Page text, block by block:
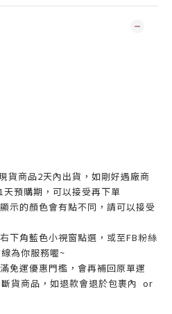
貨商品2天內出貨， 如剛好遇廠商
預購期，可以接受再下單
示的顏色會有點不同，請可以接受
下角藍色小視窗點選，或至FB粉絲
為你服務喔~
免運優惠門檻，會再補回原單運
貨商品，如退款會退於包裹內 or